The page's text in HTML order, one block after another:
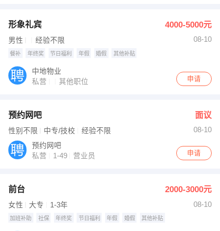
形象礼宾 4000-5000元
男性 经验不限 08-10
餐补 年终奖 节日福利 年假 婚假 其他补贴
中地物业
私营
其他职位 申请
预约网吧 面议
性别不限 中专/技校 经验不限
08-10
预约网吧
私营
1-49 营业员 申请
前台 2000-3000元
女性 大专 1-3年 08-10
加班补助 社保 年终奖 节日福利 年假 婚假 其他补贴